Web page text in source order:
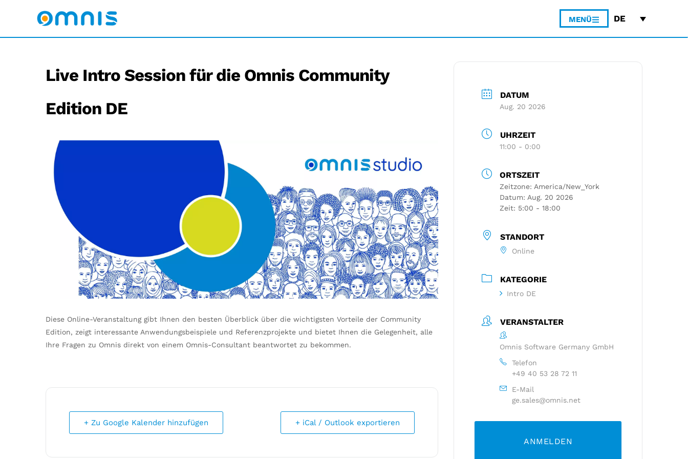
MENÜ DE
Live Intro Session für die Omnis Community
Edition DE
Diese Online-Veranstaltung gibt Ihnen den besten Überblick über die wichtigsten Vorteile der Community
Edition, zeigt interessante Anwendungsbeispiele und Referenzprojekte und bietet Ihnen die Gelegenheit, alle
Ihre Fragen zu Omnis direkt von einem Omnis-Consultant beantwortet zu bekommen.
+ Zu Google Kalender hinzufügen + iCal / Outlook exportieren
DATUM
Aug. 20 2026
UHRZEIT
11:00 - 0:00
ORTSZEIT
Zeitzone:America/New_York
Datum:Aug. 20 2026
Zeit: 5:00 - 18:00
STANDORT
Online
KATEGORIE
Intro DE
VERANSTALTER
Omnis Software Germany GmbH
Telefon
+49 40 53 28 72 11
E-Mail
ge.sales@omnis.net
ANMELDEN